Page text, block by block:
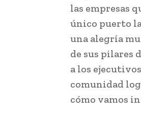
las empresas
único puerto
una alegría
de sus pilares
a los
comunidad
cómo vamos